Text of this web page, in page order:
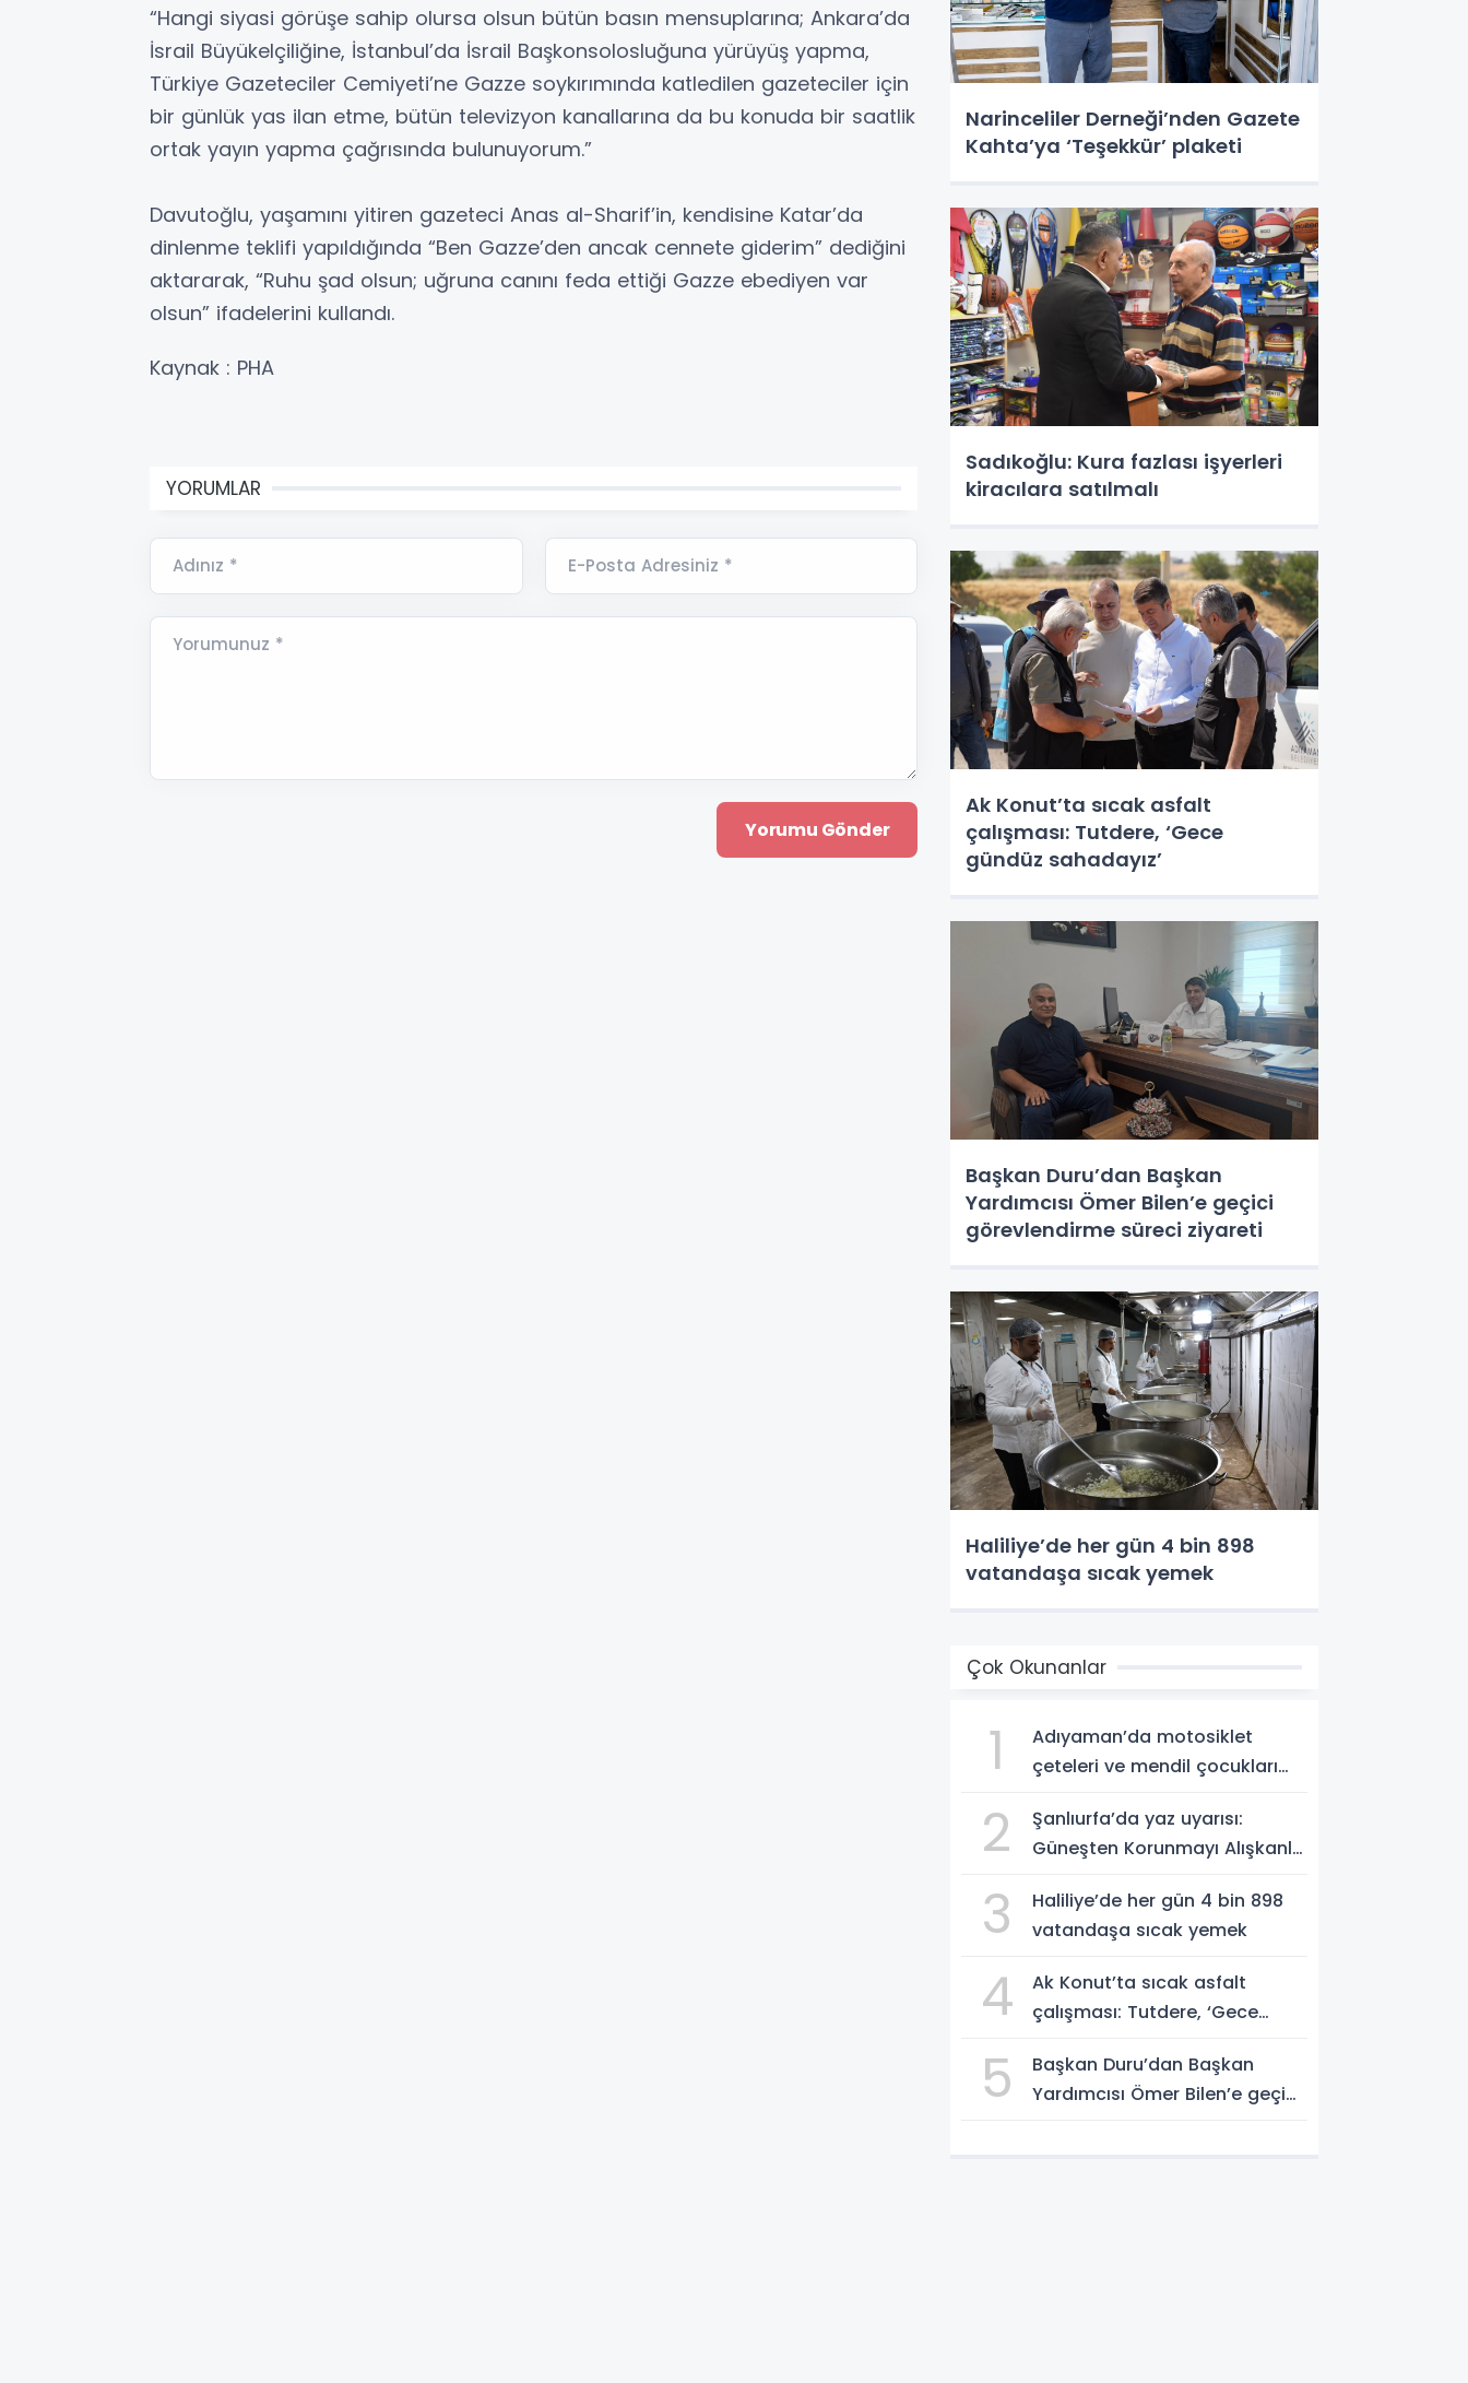
“Hangi siyasi görüşe sahip olursa olsun bütün basın mensuplarına; Ankara’da
İsrail Büyükelçiliğine, İstanbul’da İsrail Başkonsolosluğuna yürüyüş yapma,
Türkiye Gazeteciler Cemiyeti’ne Gazze soykırımında katledilen gazeteciler için
bir günlük yas ilan etme, bütün televizyon kanallarına da bu konuda bir saatlik
ortak yayın yapma çağrısında bulunuyorum.”
Davutoğlu, yaşamını yitiren gazeteci Anas al-Sharif’in, kendisine Katar’da
dinlenme teklifi yapıldığında “Ben Gazze’den ancak cennete giderim” dediğini
aktararak, “Ruhu şad olsun; uğruna canını feda ettiği Gazze ebediyen var
olsun” ifadelerini kullandı.
Kaynak : PHA
YORUMLAR
Adınız * E-Posta Adresiniz *
Yorumunuz *
Narinceliler Derneği’nden Gazete
Kahta’ya ‘Teşekkür’ plaketi
Sadıkoğlu: Kura fazlası işyerleri
kiracılara satılmalı
Ak Konut’ta sıcak asfalt
çalışması: Tutdere, ‘Gece
gündüz sahadayız’
Başkan Duru’dan Başkan
Yardımcısı Ömer Bilen’e geçici
görevlendirme süreci ziyareti
Haliliye’de her gün 4 bin 898
vatandaşa sıcak yemek
Çok Okunanlar
1
Adıyaman’da motosiklet
çeteleri ve mendil çocukları
2
Şanlıurfa’da yaz uyarısı:
Güneşten Korunmayı Alışkanlık
3
Haliliye’de her gün 4 bin 898
vatandaşa sıcak yemek
4
Ak Konut’ta sıcak asfalt
çalışması: Tutdere, ‘Gece
5
Başkan Duru’dan Başkan
Yardımcısı Ömer Bilen’e geçici